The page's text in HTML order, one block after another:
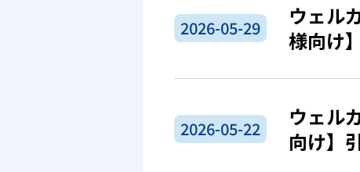
2026-05-29
ウェル
様向け
2026-05-22
ウェル
向け】